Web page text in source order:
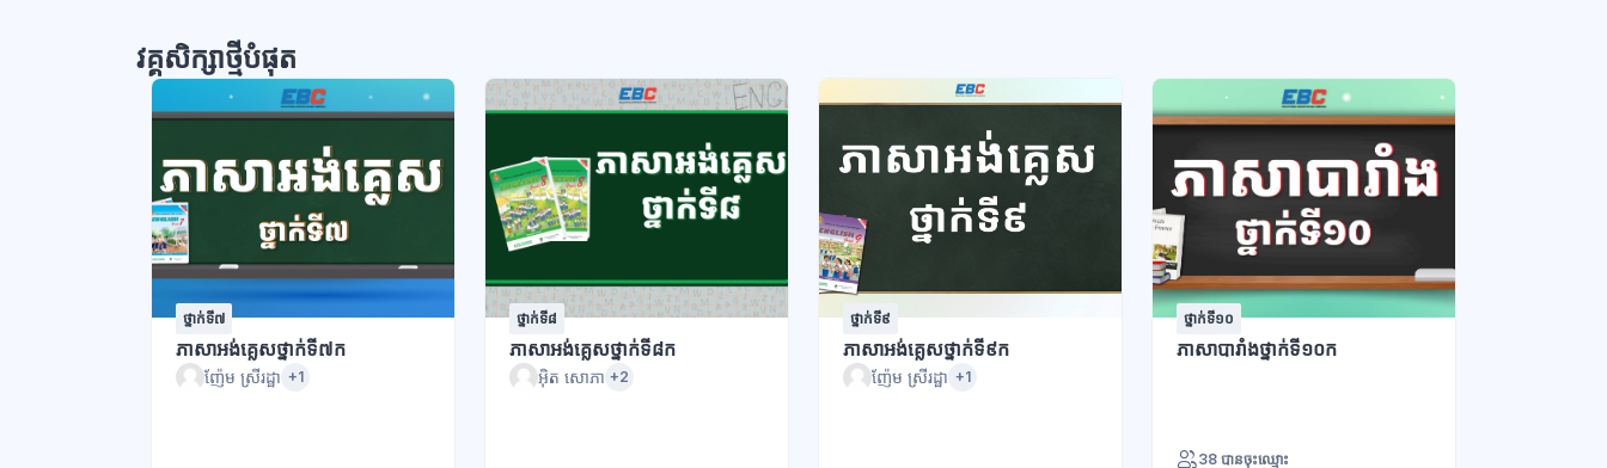
វគ្គសិក្សាថ្មីបំផុត
ថ្នាក់ទី៧
ភាសាអង់គ្លេសថ្នាក់ទី៧ក
ញ៉ែម ស្រីរដ្ឋា +1
ថ្នាក់ទី៨
ភាសាអង់គ្លេសថ្នាក់ទី៨ក
អ៊ិត សោភា +2
ថ្នាក់ទី៩
ភាសាអង់គ្លេសថ្នាក់ទី៩ក
ញ៉ែម ស្រីរដ្ឋា +1
ថ្នាក់ទី១០
ភាសាបារាំងថ្នាក់ទី១០ក
38 បានចុះឈ្មោះ